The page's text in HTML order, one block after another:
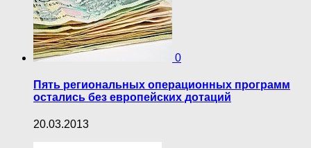
0
Пять региональных операционных программ
остались без европейских дотаций
20.03.2013